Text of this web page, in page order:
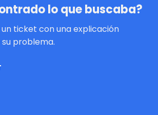
lo que buscaba?
ticket con una explicación
problema.